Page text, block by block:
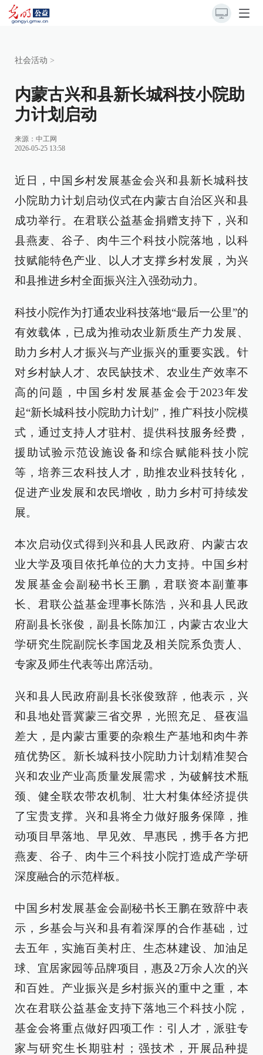
社会活动 >
内蒙古兴和县新长城科技小院助
力计划启动
来源： 中工网
2026-05-25 13:58
近日，中国乡村发展基金会兴和县新长城科技
小院助力计划启动仪式在内蒙古自治区兴和县
成功举行。在君联公益基金捐赠支持下，兴和
县燕麦、谷子、肉牛三个科技小院落地，以科
技赋能特色产业、以人才支撑乡村发展，为兴
和县推进乡村全面振兴注入强劲动力。
科技小院作为打通农业科技落地“最后一公里”的
有效载体，已成为推动农业新质生产力发展、
助力乡村人才振兴与产业振兴的重要实践。针
对乡村缺人才、农民缺技术、农业生产效率不
高的问题，中国乡村发展基金会于2023年发
起“新长城科技小院助力计划”，推广科技小院模
式，通过支持人才驻村、提供科技服务经费，
援助试验示范设施设备和综合赋能科技小院
等，培养三农科技人才，助推农业科技转化，
促进产业发展和农民增收，助力乡村可持续发
展。
本次启动仪式得到兴和县人民政府、内蒙古农
业大学及项目依托单位的大力支持。中国乡村
发展基金会副秘书长王鹏，君联资本副董事
长、君联公益基金理事长陈浩，兴和县人民政
府副县长张俊，副县长陈加江，内蒙古农业大
学研究生院副院长李国龙及相关院系负责人、
专家及师生代表等出席活动。
兴和县人民政府副县长张俊致辞，他表示，兴
和县地处晋冀蒙三省交界，光照充足、昼夜温
差大，是内蒙古重要的杂粮生产基地和肉牛养
殖优势区。新长城科技小院助力计划精准契合
兴和农业产业高质量发展需求，为破解技术瓶
颈、健全联农带农机制、壮大村集体经济提供
了宝贵支撑。兴和县将全力做好服务保障，推
动项目早落地、早见效、早惠民，携手各方把
燕麦、谷子、肉牛三个科技小院打造成产学研
深度融合的示范样板。
中国乡村发展基金会副秘书长王鹏在致辞中表
示，乡基会与兴和县有着深厚的合作基础，过
去五年，实施百美村庄、生态林建设、加油足
球、宜居家园等品牌项目，惠及2万余人次的兴
和百姓。产业振兴是乡村振兴的重中之重，本
次在君联公益基金支持下落地三个科技小院，
基金会将重点做好四项工作：引人才，派驻专
家与研究生长期驻村；强技术，开展品种提